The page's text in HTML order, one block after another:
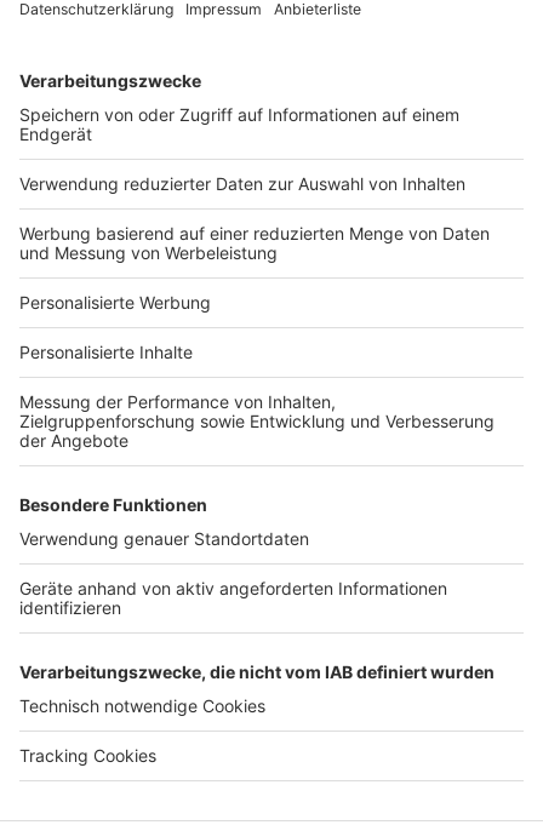
Services
Bauprojekt-Quiz
Häuser-Suche
Hausanbieter-Suche
Bauprojekt-Profil
Für Unternehmen
Ihre Baufirma auf bauen.de
Kostenloses Infogespräch